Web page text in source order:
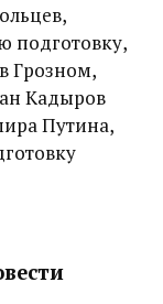
подготовку,
Грозном,
Кадыров
Путина,